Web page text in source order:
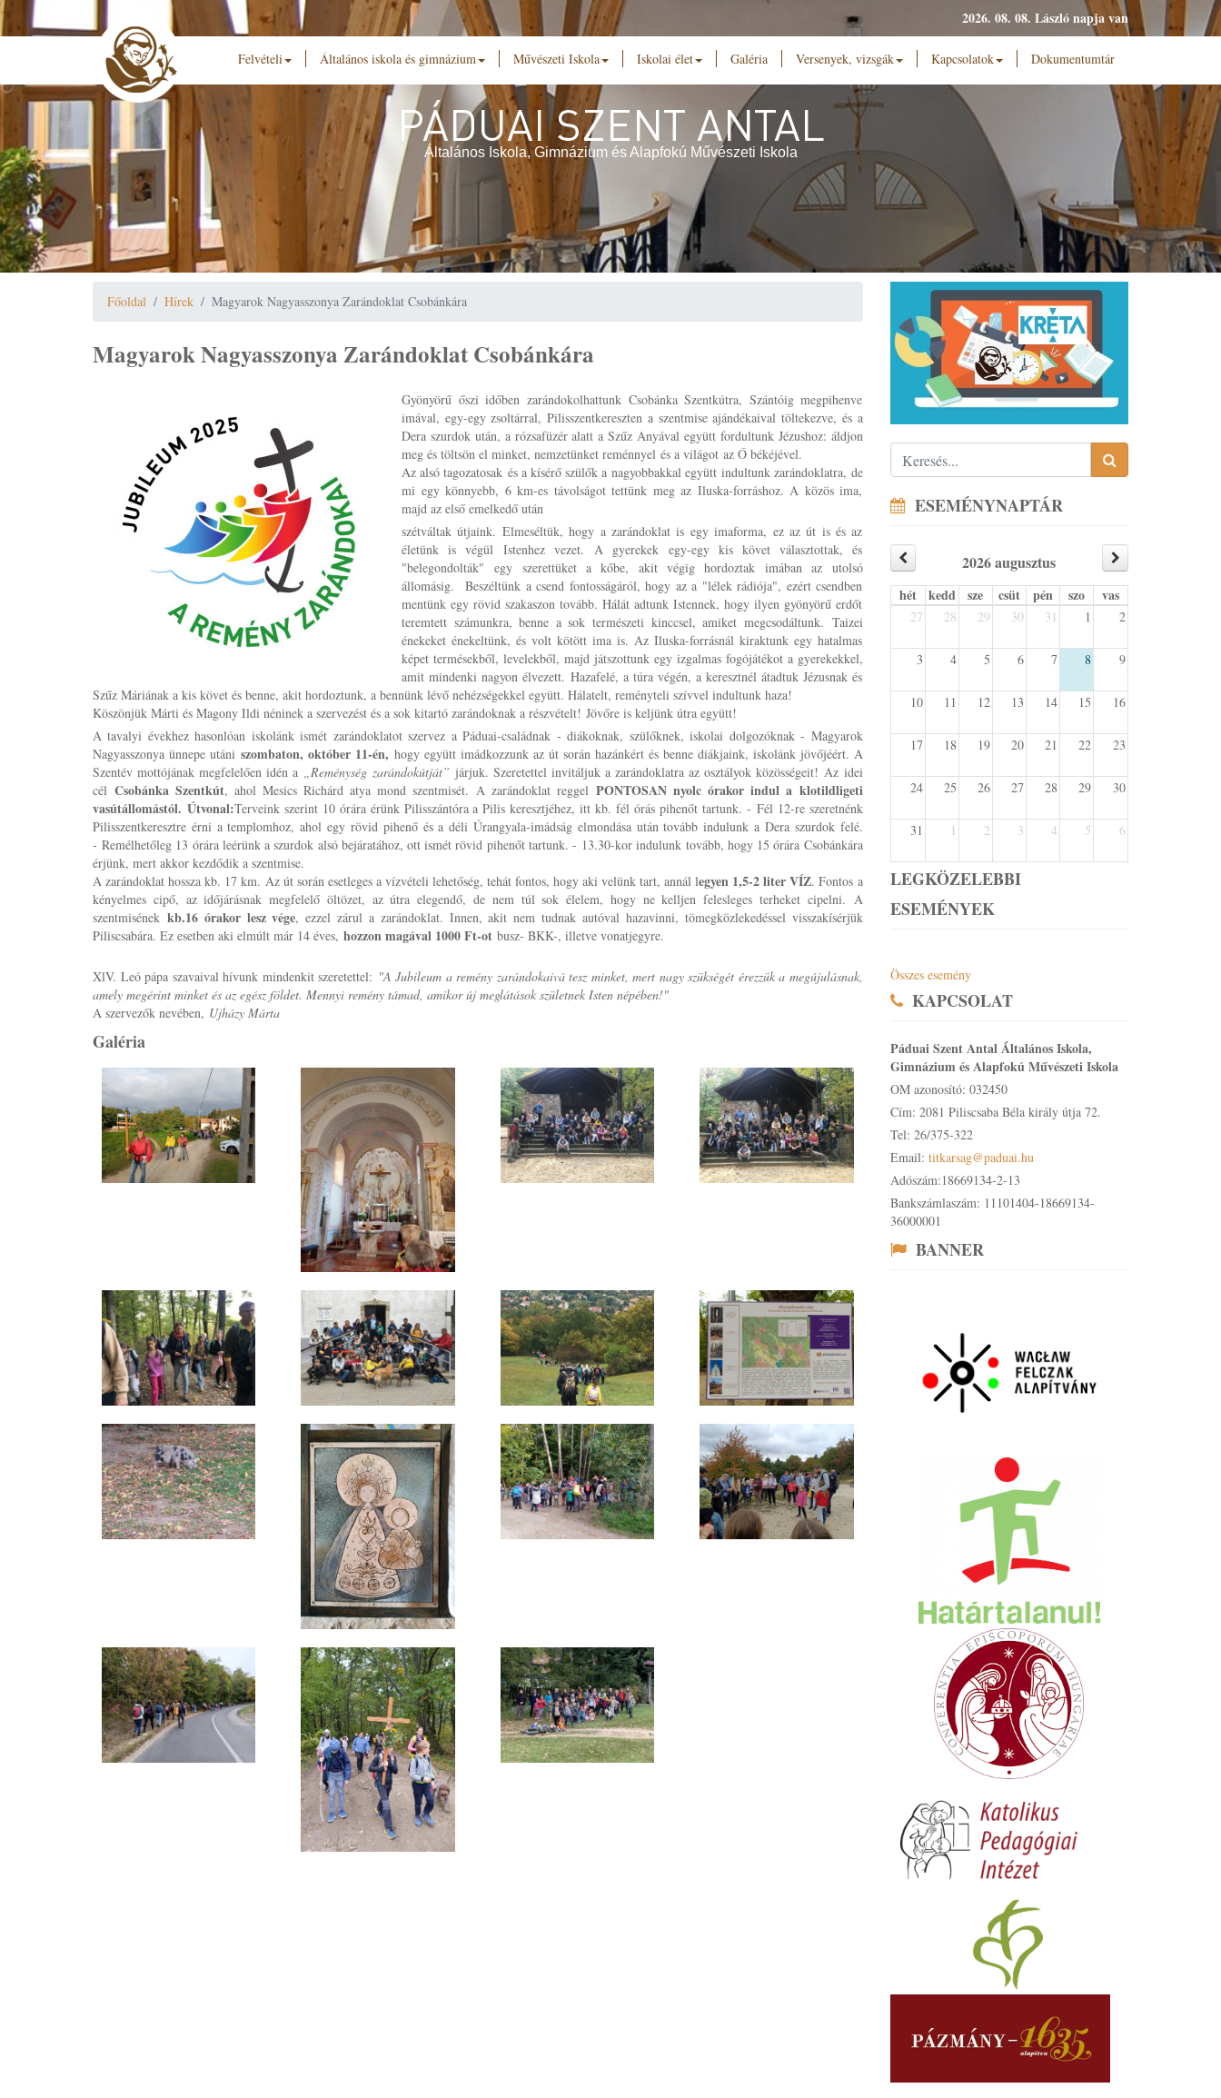
2026. 08. 08. László napja van
PÁDUAI SZENT ANTAL
Általános Iskola, Gimnázium és Alapfokú Művészeti Iskola
Felvételi Általános iskola és gimnázium Művészeti Iskola Iskolai élet Galéria Versenyek, vizsgák Kapcsolatok Dokumentumtár
Főoldal Hírek Magyarok Nagyasszonya Zarándoklat Csobánkára
Magyarok Nagyasszonya Zarándoklat Csobánkára
Gyönyörű őszi időben zarándokolhattunk Csobánka Szentkútra, Szántóig megpihenve
imával, egy-egy zsoltárral, Pilisszentkereszten a szentmise ajándékaival töltekezve, és a
Dera szurdok után, a rózsafüzér alatt a Szűz Anyával együtt fordultunk Jézushoz: áldjon
meg és töltsön el minket, nemzetünket reménnyel és a világot az Ő békéjével.
Az alsó tagozatosak és a kísérő szülők a nagyobbakkal együtt indultunk zarándoklatra, de
mi egy könnyebb, 6 km-es távolságot tettünk meg az Iluska-forráshoz. A közös ima,
majd az első emelkedő után
szétváltak útjaink. Elmeséltük, hogy a zarándoklat is egy imaforma, ez az út is és az
életünk is végül Istenhez vezet. A gyerekek egy-egy kis követ választottak, és
"belegondolták" egy szerettüket a kőbe, akit végig hordoztak imában az utolsó
állomásig. Beszéltünk a csend fontosságáról, hogy az a "lélek rádiója", ezért csendben
mentünk egy rövid szakaszon tovább. Hálát adtunk Istennek, hogy ilyen gyönyörű erdőt
teremtett számunkra, benne a sok természeti kinccsel, amiket megcsodáltunk. Taizei
énekeket énekeltünk, és volt kötött ima is. Az Iluska-forrásnál kiraktunk egy hatalmas
képet termésekből, levelekből, majd játszottunk egy izgalmas fogójátékot a gyerekekkel,
amit mindenki nagyon élvezett. Hazafelé, a túra végén, a keresztnél átadtuk Jézusnak és
Szűz Máriának a kis követ és benne, akit hordoztunk, a bennünk lévő nehézségekkel együtt. Hálatelt, reményteli szívvel indultunk haza!
Köszönjük Márti és Magony Ildi néninek a szervezést és a sok kitartó zarándoknak a részvételt! Jövőre is keljünk útra együtt!
A tavalyi évekhez hasonlóan iskolánk ismét zarándoklatot szervez a Páduai-családnak - diákoknak, szülőknek, iskolai dolgozóknak - Magyarok
Nagyasszonya ünnepe utáni szombaton, október 11-én, hogy együtt imádkozzunk az út során hazánkért és benne diákjaink, iskolánk jövőjéért. A
Szentév mottójának megfelelően idén a „Reménység zarándokútját” járjuk. Szeretettel invitáljuk a zarándoklatra az osztályok közösségeit! Az idei
célCsobánka Szentkút, ahol Mesics Richárd atya mond szentmisét.A zarándoklat reggelPONTOSAN nyolc órakor indul a klotildligeti
vasútállomástól. Útvonal:Terveink szerint 10 órára érünk Pilisszántóra a Pilis keresztjéhez, itt kb. fél órás pihenőt tartunk. - Fél 12-re szeretnénk
Pilisszentkeresztre érni a templomhoz, ahol egy rövid pihenő és a déli Úrangyala-imádság elmondása után tovább indulunk a Dera szurdok felé.
-Remélhetőleg 13 órára leérünk a szurdok alsó bejáratához, ott ismét rövid pihenőt tartunk. - 13.30-kor indulunk tovább, hogy 15 órára Csobánkára
érjünk, mert akkor kezdődik a szentmise.
A zarándoklat hossza kb. 17 km.Az út során esetleges a vízvételi lehetőség, tehát fontos, hogy aki velünk tart, annál legyen 1,5-2 liter VÍZ. Fontos a
kényelmes cipő, az időjárásnak megfelelő öltözet, az útra elegendő, de nem túl sok élelem, hogy ne kelljen felesleges terheket cipelni. A
szentmisének kb.16 órakor lesz vége, ezzel zárul a zarándoklat. Innen, akit nem tudnak autóval hazavinni, tömegközlekedéssel visszakísérjük
Piliscsabára. Ez esetben aki elmúlt már 14 éves, hozzon magával 1000 Ft-ot busz- BKK-, illetve vonatjegyre.
XlV. Leó pápa szavaival hívunk mindenkit szeretettel: "A Jubileum a remény zarándokaivá tesz minket, mert nagy szükségét érezzük a megújulásnak,
amely megérint minket és az egész földet. Mennyi remény támad, amikor új meglátások születnek Isten népében!"
A szervezők nevében, Ujházy Márta
Galéria
ESEMÉNYNAPTÁR
2026 augusztus
hét kedd sze csüt pén szo vas
27 28 29 30 31 1 2
3 4 5 6 7 8 9
10 11 12 13 14 15 16
17 18 19 20 21 22 23
24 25 26 27 28 29 30
31 1 2 3 4 5 6
LEGKÖZELEBBI
ESEMÉNYEK
Összes esemény
KAPCSOLAT
Páduai Szent Antal Általános Iskola,
Gimnázium és Alapfokú Művészeti Iskola
OM azonosító: 032450
Cím: 2081 Piliscsaba Béla király útja 72.
Tel: 26/375-322
Email: titkarsag@paduai.hu
Adószám:18669134-2-13
Bankszámlaszám: 11101404-18669134-
36000001
BANNER